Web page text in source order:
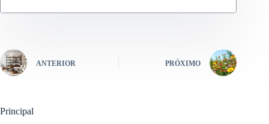
ANTERIOR PRÓXIMO
Principal